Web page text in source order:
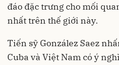
đáo đặc trưng cho mối
nhất trên thế giới này.
Tiến sỹ González Saez
Cuba và Việt Nam có ý